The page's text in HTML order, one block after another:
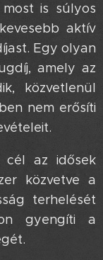
is súlyos
aktív
Egy olyan
amely az
közvetlenül
nem erősíti
cél az idősek
közvetve a
terhelését
gyengíti a